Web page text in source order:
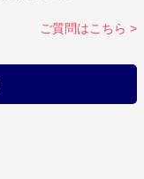
ご質問はこちら >